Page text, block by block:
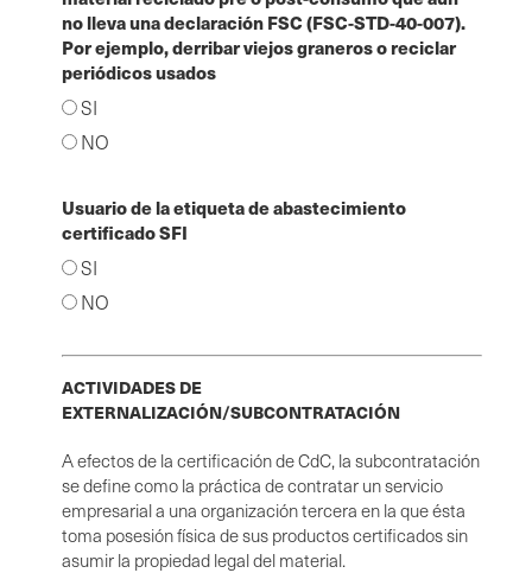
no lleva una declaración FSC (FSC-STD-40-007).
Por ejemplo, derribar viejos graneros o reciclar
periódicos usados
SI
NO
Usuario de la etiqueta de abastecimiento
certificado SFI
SI
NO
ACTIVIDADES DE
EXTERNALIZACIÓN/SUBCONTRATACIÓN
A efectos de la certificación de CdC, la subcontratación
se define como la práctica de contratar un servicio
empresarial a una organización tercera en la que ésta
toma posesión física de sus productos certificados sin
asumir la propiedad legal del material.